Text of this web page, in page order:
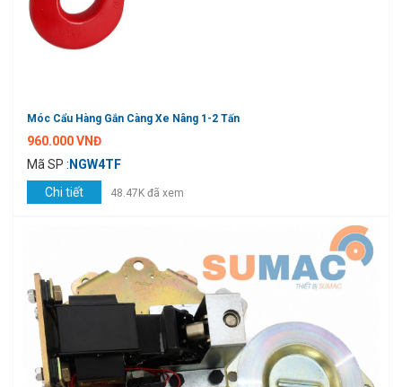
Móc Cẩu Hàng Gắn Càng Xe Nâng 1-2 Tấn
960.000 VNĐ
Mã SP : NGW4TF
Chi tiết
48.47K đã xem